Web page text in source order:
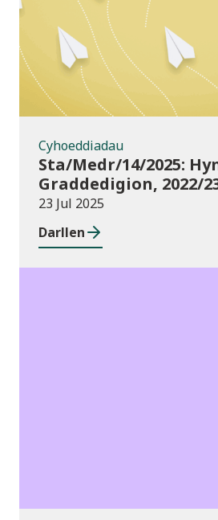
Cyhoeddiadau
Sta/Medr/14/2025:
Graddedigion, 2022/
23 Jul 2025
Darllen